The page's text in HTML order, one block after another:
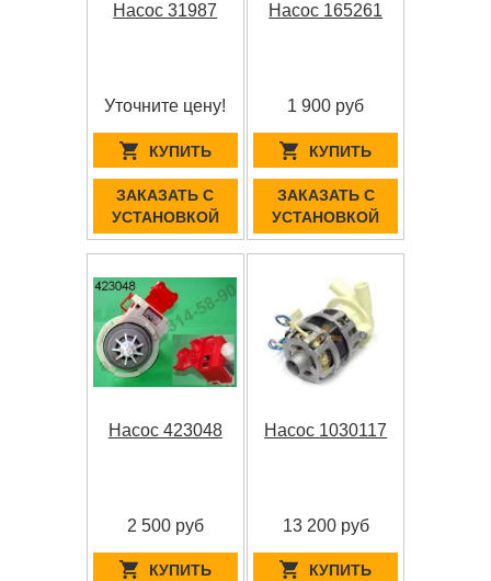
Насос 31987
Уточните цену!
КУПИТЬ
ЗАКАЗАТЬ С
УСТАНОВКОЙ
Насос 165261
1 900 руб
КУПИТЬ
ЗАКАЗАТЬ С
УСТАНОВКОЙ
Насос 423048
2 500 руб
КУПИТЬ
Насос 1030117
13 200 руб
КУПИТЬ